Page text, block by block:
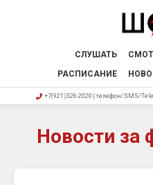
СЛУШАТЬ
РАСПИСАНИЕ
+7(921)326-2020 (телефон/SMS/
Новости за